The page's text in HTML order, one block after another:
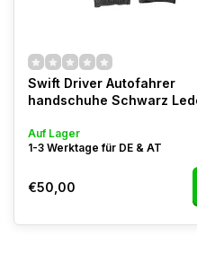
Swift Driver Autofahrer
handschuhe Schwarz
Auf Lager
1-3 Werktage für DE & AT
€50,00